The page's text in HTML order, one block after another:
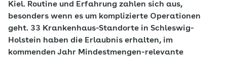
Kiel. Routine und Erfahrung zahlen sich aus,
besonders wenn es um komplizierte Operationen
geht. 33 Krankenhaus-Standorte in Schleswig-
Holstein haben die Erlaubnis erhalten, im
kommenden Jahr Mindestmengen-relevante